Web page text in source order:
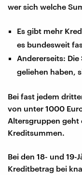
wer sich welche
Es gibt mehr
es bundesweit
Andererseits:
geliehen haben,
Bei fast jedem
von unter 1000
Altersgruppen geht
Kreditsummen.
Bei den 18- und
Kreditbetrag bei